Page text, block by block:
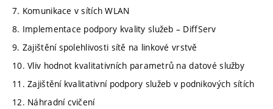
7. Komunikace v sítích WLAN
8. Implementace podpory kvality služeb – DiffServ
9. Zajištění spolehlivosti sítě na linkové vrstvě
10. Vliv hodnot kvalitativních parametrů na datové služby
11. Zajištění kvalitativní podpory služeb v podnikových sítích
12. Náhradní cvičení